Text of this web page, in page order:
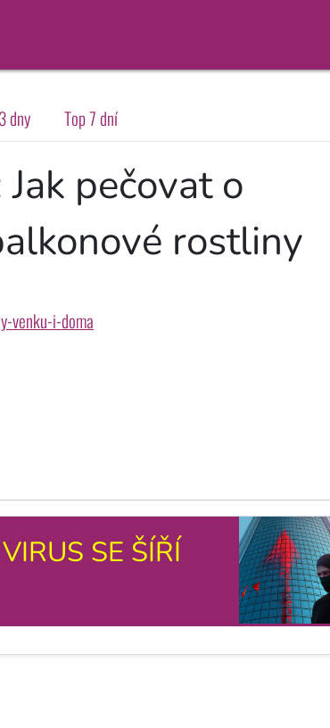
dny Top 7 dní
pečovat o
rostliny
venku-i-doma
SE ŠÍŘÍ